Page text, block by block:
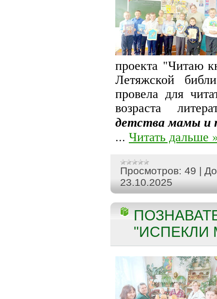
проекта "Читаю
Летяжской
провела для
возраста
детства мамы и
... Читать дальше
Просмотров: 49 |
23.10.2025
"ИСПЕКЛИ